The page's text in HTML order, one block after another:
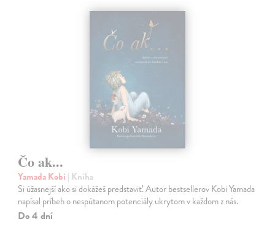
Čo ak...
Yamada Kobi | Kniha
Si úžasnejší ako si dokážeš predstaviť. Autor bestsellerov Kobi Yamada
napísal príbeh o nespútanom potenciály ukrytom v každom z nás.
Do 4 dní